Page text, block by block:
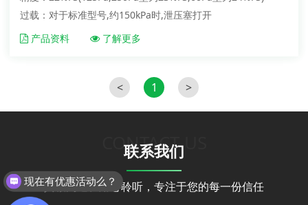
过载：对于标准型号,约150kPa时,泄压塞打开
产品资料
了解更多
< 1 >
联系我们
CONTACT US
真诚沟通、用心聆听，专注于您的每一份信任
现在有优惠活动么？